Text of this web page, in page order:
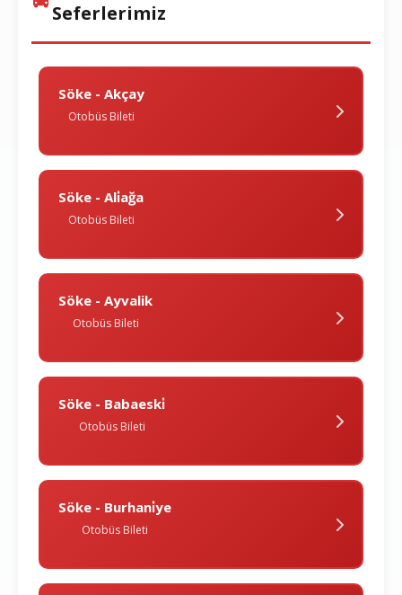
Seferlerimiz
Söke - Akçay
Otobüs Bileti
Söke - Ali̇ağa
Otobüs Bileti
Söke - Ayvalik
Otobüs Bileti
Söke - Babaeski̇
Otobüs Bileti
Söke - Burhani̇ye
Otobüs Bileti